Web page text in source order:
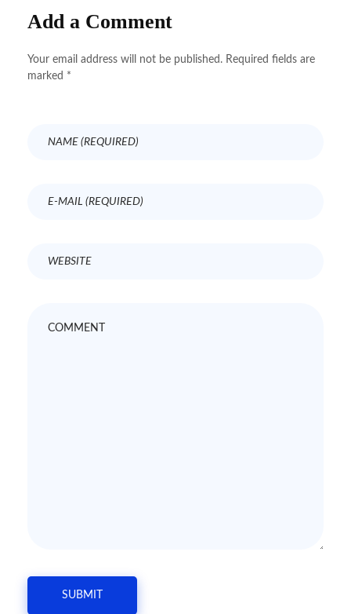
Add a Comment
Your email address will not be published. Required fields are
marked *